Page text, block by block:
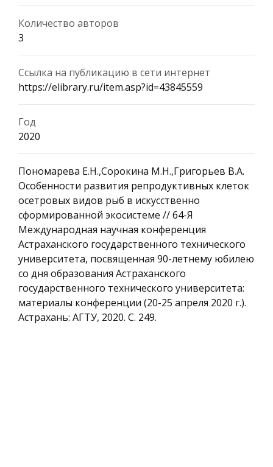
Количество авторов
3
Ссылка на публикацию в сети интернет
https://elibrary.ru/item.asp?id=43845559
Год
2020
Пономарева Е.Н.,Сорокина М.Н.,Григорьев В.А.
Особенности развития репродуктивных клеток
осетровых видов рыб в искусственно
сформированной экосистеме // 64-Я
Международная научная конференция
Астраханского государственного технического
университета, посвященная 90-летнему юбилею
со дня образования Астраханского
государственного технического университета:
материалы конференции (20-25 апреля 2020 г.).
Астрахань: АГТУ, 2020. C. 249.